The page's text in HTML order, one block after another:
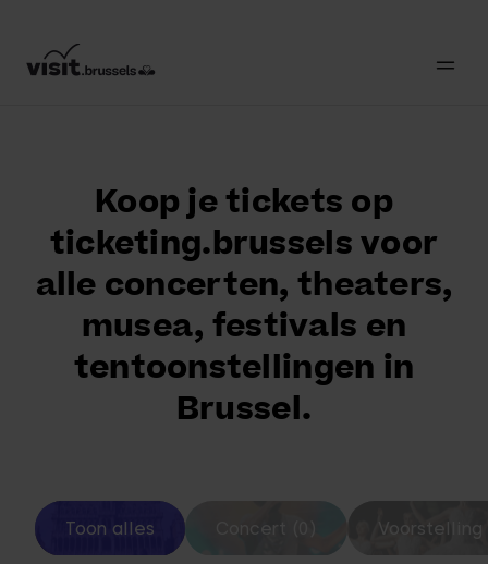
Koop je tickets op
ticketing.brussels voor
alle concerten, theaters,
musea, festivals en
tentoonstellingen in
Brussel.
Toon alles Concert (0) Voorstelling